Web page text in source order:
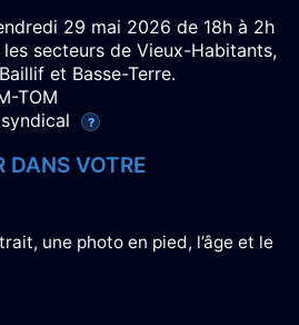
29 mai 2026 de 18h à 2h
secteurs de Vieux-Habitants,
et Basse-Terre.
TOM
?
DANS VOTRE
une photo en pied, l’âge et le